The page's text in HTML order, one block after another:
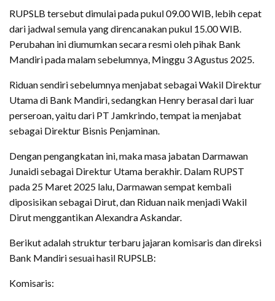
RUPSLB tersebut dimulai pada pukul 09.00 WIB, lebih cepat
dari jadwal semula yang direncanakan pukul 15.00 WIB.
Perubahan ini diumumkan secara resmi oleh pihak Bank
Mandiri pada malam sebelumnya, Minggu 3 Agustus 2025.
Riduan sendiri sebelumnya menjabat sebagai Wakil Direktur
Utama di Bank Mandiri, sedangkan Henry berasal dari luar
perseroan, yaitu dari PT Jamkrindo, tempat ia menjabat
sebagai Direktur Bisnis Penjaminan.
Dengan pengangkatan ini, maka masa jabatan Darmawan
Junaidi sebagai Direktur Utama berakhir. Dalam RUPST
pada 25 Maret 2025 lalu, Darmawan sempat kembali
diposisikan sebagai Dirut, dan Riduan naik menjadi Wakil
Dirut menggantikan Alexandra Askandar.
Berikut adalah struktur terbaru jajaran komisaris dan direksi
Bank Mandiri sesuai hasil RUPSLB:
Komisaris: